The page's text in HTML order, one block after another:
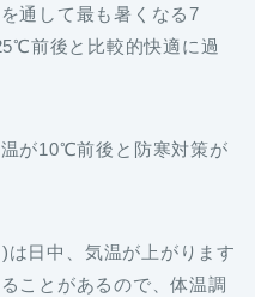
通して最も暑くなる7
前後と比較的快適に過
が10℃前後と防寒対策が
日中、気温が上がります
ことがあるので、体温調